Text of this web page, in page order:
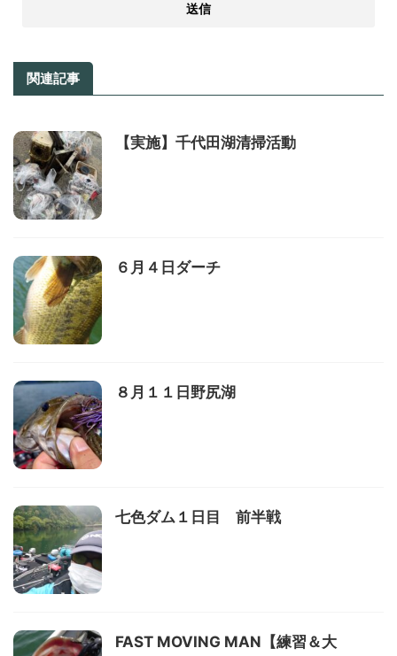
関連記事
【実施】千代田湖清掃活動
６月４日ダーチ
８月１１日野尻湖
七色ダム１日目 前半戦
FAST MOVING MAN【練習＆大